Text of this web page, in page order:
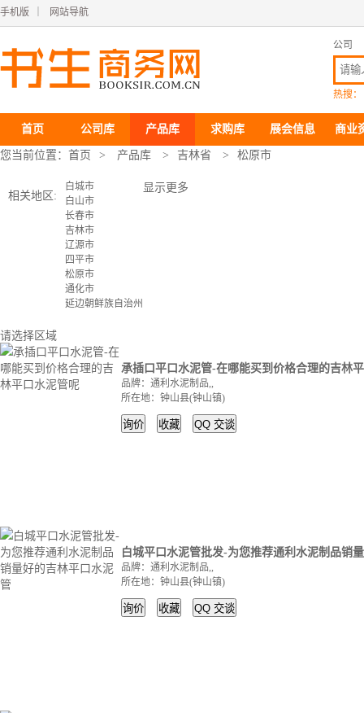
手机版 网站导航
公司
热搜：
首页 公司库 产品库 求购库 展会信息 商业
您当前位置： 首页 > 产品库 > 吉林省 > 松原市
相关地区:
白城市
白山市
长春市
吉林市
辽源市
四平市
松原市
通化市
延边朝鲜族自治州
显示更多
请选择区域
承插口平口水泥管-在哪能买到价格合理的吉林
品牌：通利水泥制品,,
所在地：钟山县(钟山镇)
询价 收藏 QQ 交谈
白城平口水泥管批发-为您推荐通利水泥制品销
品牌：通利水泥制品,,
所在地：钟山县(钟山镇)
询价 收藏 QQ 交谈